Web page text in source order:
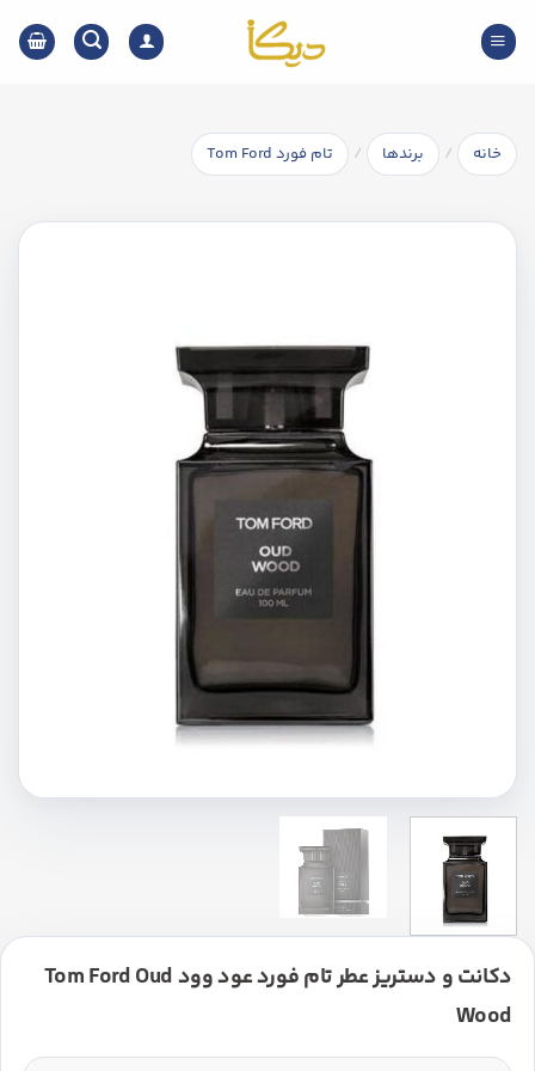
content
خانه / برندها / تام فورد Tom Ford
دکانت و دستریز عطر تام فورد عود وود Tom Ford Oud
Wood